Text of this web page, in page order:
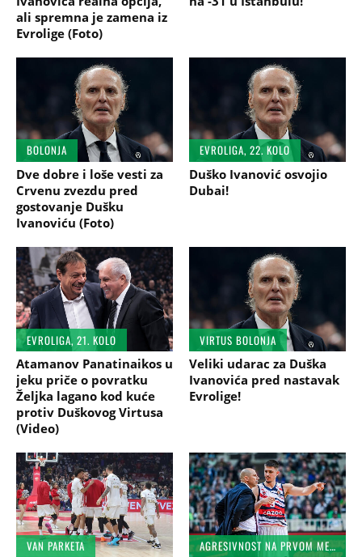
ali spremna je zamena iz
Evrolige (Foto)
BOLONJA
Dve dobre i loše vesti za
Crvenu zvezdu pred
gostovanje Dušku
Ivanoviću (Foto)
EVROLIGA, 22. KOLO
Duško Ivanović osvojio
Dubai!
EVROLIGA, 21. KOLO
Atamanov Panatinaikos u
jeku priče o povratku
Željka lagano kod kuće
protiv Duškovog Virtusa
(Video)
VIRTUS BOLONJA
Veliki udarac za Duška
Ivanovića pred nastavak
Evrolige!
VAN PARKETA
AGRESIVNOST NA PRVOM MESTU